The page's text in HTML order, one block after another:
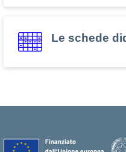
Le schede